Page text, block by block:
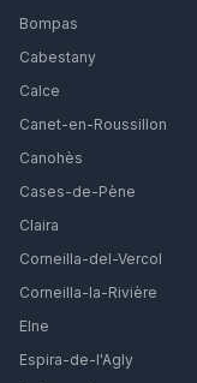
Bompas
Cabestany
Calce
Canet-en-Roussillon
Canohès
Cases-de-Pène
Claira
Corneilla-del-Vercol
Corneilla-la-Rivière
Elne
Espira-de-l'Agly